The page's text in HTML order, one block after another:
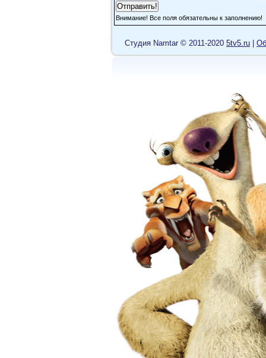
Внимание! Все поля обязательны к заполнению!
Cтудия Namtar © 2011-2020 5tv5.ru